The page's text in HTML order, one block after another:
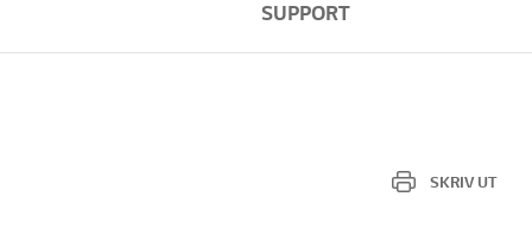
SUPPORT
SKRIV UT